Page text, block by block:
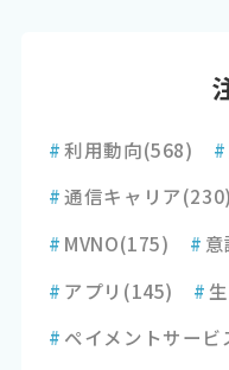
#利用動向(568) #
#通信キャリア(230)
# MVNO(175) #
# アプリ (145) #
# ペイメントサービ